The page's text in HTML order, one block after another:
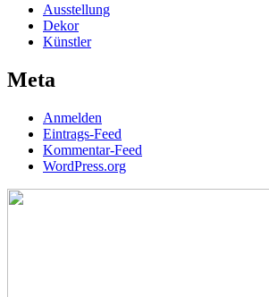
Ausstellung
Dekor
Künstler
Meta
Anmelden
Eintrags-Feed
Kommentar-Feed
WordPress.org